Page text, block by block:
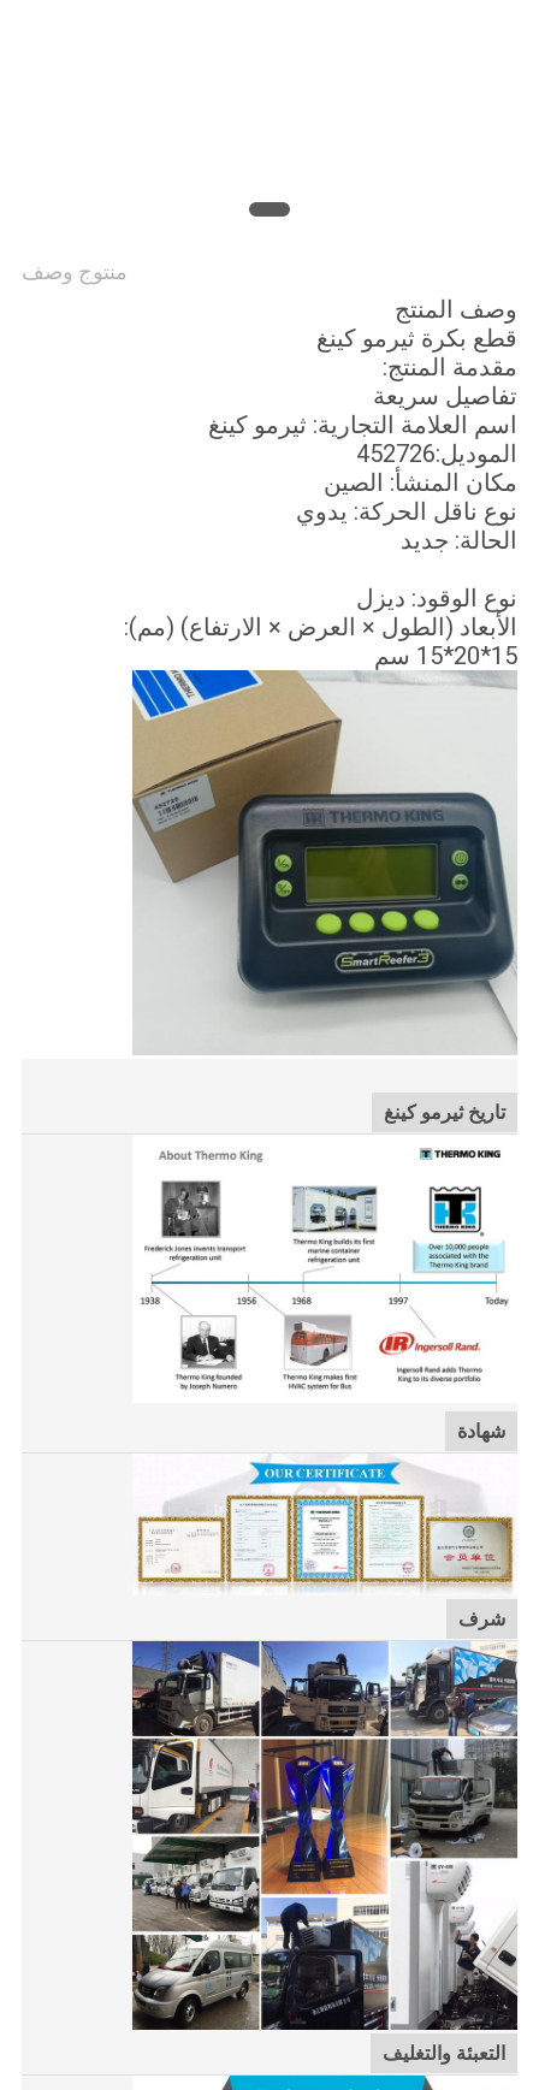
منتوج وصف
وصف المنتج
قطع بكرة ثيرمو كينغ
مقدمة المنتج:
تفاصيل سريعة
اسم العلامة التجارية: ثيرمو كينغ
الموديل:452726
مكان المنشأ: الصين
نوع ناقل الحركة: يدوي
الحالة: جديد
نوع الوقود: ديزل
الأبعاد (الطول × العرض × الارتفاع) (مم):
15*20*15 سم
تاريخ ثيرمو كينغ
شهادة
شرف
التعبئة والتغليف